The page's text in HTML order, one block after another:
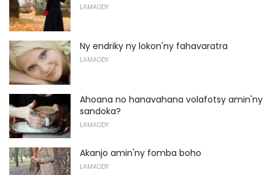
LAMAODY
Ny endriky ny lokon'ny fahavaratra
LAMAODY
Ahoana no hanavahana volafotsy amin'ny
sandoka?
LAMAODY
Akanjo amin'ny fomba boho
LAMAODY